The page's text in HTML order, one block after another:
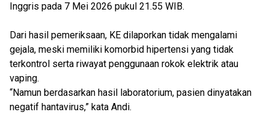
Inggris pada 7 Mei 2026 pukul 21.55 WIB.
Dari hasil pemeriksaan, KE dilaporkan tidak mengalami
gejala, meski memiliki komorbid hipertensi yang tidak
terkontrol serta riwayat penggunaan rokok elektrik atau
vaping.
“Namun berdasarkan hasil laboratorium, pasien dinyatakan
negatif hantavirus,” kata Andi.